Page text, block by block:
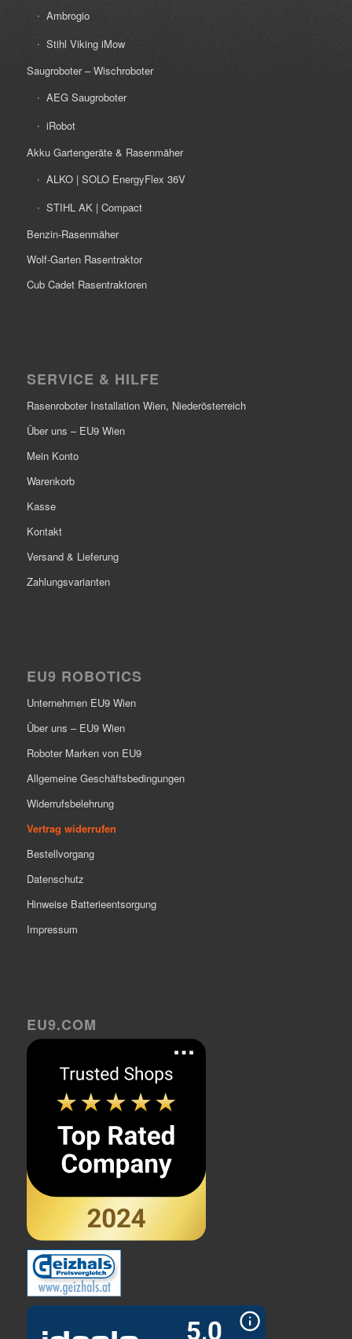
Ambrogio
Stihl Viking iMow
Saugroboter – Wischroboter
AEG Saugroboter
iRobot
Akku Gartengeräte & Rasenmäher
ALKO | SOLO EnergyFlex 36V
STIHL AK | Compact
Benzin-Rasenmäher
Wolf-Garten Rasentraktor
Cub Cadet Rasentraktoren
SERVICE & HILFE
Rasenroboter Installation Wien, Niederösterreich
Über uns – EU9 Wien
Mein Konto
Warenkorb
Kasse
Kontakt
Versand & Lieferung
Zahlungsvarianten
EU9 ROBOTICS
Unternehmen EU9 Wien
Über uns – EU9 Wien
Roboter Marken von EU9
Allgemeine Geschäftsbedingungen
Widerrufsbelehrung
Vertrag widerrufen
Bestellvorgang
Datenschutz
Hinweise Batterieentsorgung
Impressum
EU9.COM